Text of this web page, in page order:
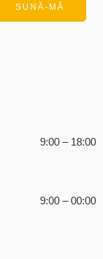
9:00 – 18:00
9:00 – 00:00